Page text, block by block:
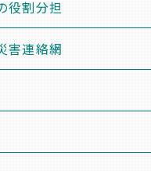
役割分担
害連絡網